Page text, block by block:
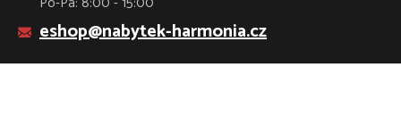
eshop@nabytek-harmonia.cz